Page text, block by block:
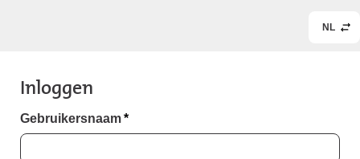
NL
Inloggen
Gebruikersnaam*